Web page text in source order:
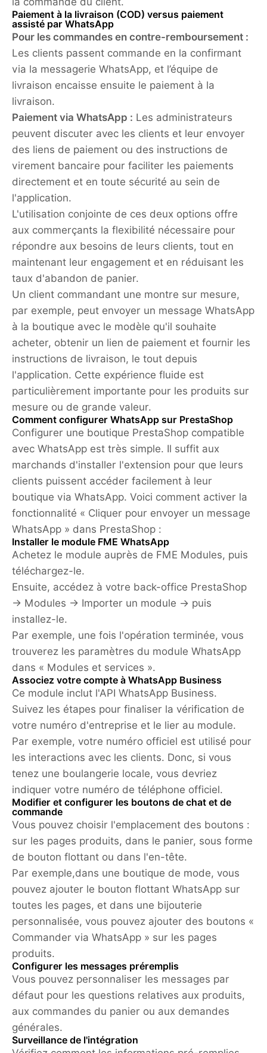
Paiement à la livraison (COD) versus paiement
assisté par WhatsApp
Pour les commandes en contre-remboursement :
Les clients passent commande en la confirmant
via la messagerie WhatsApp, et l’équipe de
livraison encaisse ensuite le paiement à la
livraison.
Paiement via WhatsApp : Les administrateurs
peuvent discuter avec les clients et leur envoyer
des liens de paiement ou des instructions de
virement bancaire pour faciliter les paiements
directement et en toute sécurité au sein de
l'application.
L'utilisation conjointe de ces deux options offre
aux commerçants la flexibilité nécessaire pour
répondre aux besoins de leurs clients, tout en
maintenant leur engagement et en réduisant les
taux d'abandon de panier.
Un client commandant une montre sur mesure,
par exemple, peut envoyer un message WhatsApp
à la boutique avec le modèle qu'il souhaite
acheter, obtenir un lien de paiement et fournir les
instructions de livraison, le tout depuis
l'application. Cette expérience fluide est
particulièrement importante pour les produits sur
mesure ou de grande valeur.
Comment configurer WhatsApp sur PrestaShop
Configurer une boutique PrestaShop compatible
avec WhatsApp est très simple. Il suffit aux
marchands d'installer l'extension pour que leurs
clients puissent accéder facilement à leur
boutique via WhatsApp. Voici comment activer la
fonctionnalité « Cliquer pour envoyer un message
WhatsApp » dans PrestaShop :
Installer le module FME WhatsApp
Achetez le module auprès de FME Modules, puis
téléchargez-le.
Ensuite, accédez à votre back-office PrestaShop
→ Modules → Importer un module → puis
installez-le.
Par exemple, une fois l'opération terminée, vous
trouverez les paramètres du module WhatsApp
dans « Modules et services ».
Associez votre compte à WhatsApp Business
Ce module inclut l'API WhatsApp Business.
Suivez les étapes pour finaliser la vérification de
votre numéro d'entreprise et le lier au module.
Par exemple, votre numéro officiel est utilisé pour
les interactions avec les clients. Donc, si vous
tenez une boulangerie locale, vous devriez
indiquer votre numéro de téléphone officiel.
Modifier et configurer les boutons de chat et de
commande
Vous pouvez choisir l'emplacement des boutons :
sur les pages produits, dans le panier, sous forme
de bouton flottant ou dans l'en-tête.
Par exemple,dans une boutique de mode, vous
pouvez ajouter le bouton flottant WhatsApp sur
toutes les pages, et dans une bijouterie
personnalisée, vous pouvez ajouter des boutons «
Commander via WhatsApp » sur les pages
produits.
Configurer les messages préremplis
Vous pouvez personnaliser les messages par
défaut pour les questions relatives aux produits,
aux commandes du panier ou aux demandes
générales.
Surveillance de l'intégration